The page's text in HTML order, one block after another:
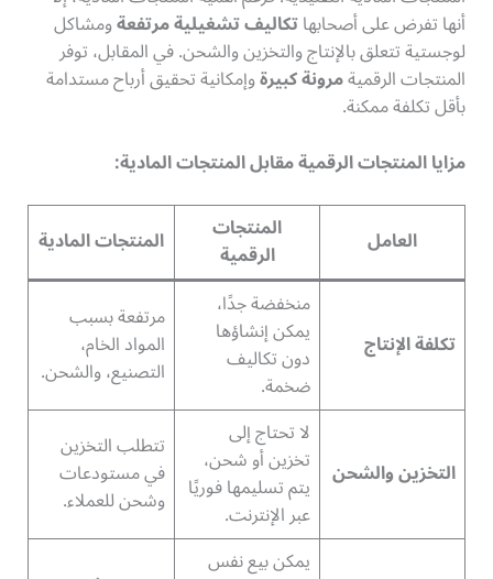
أنها تفرض على أصحابهاتكاليف تشغيلية مرتفعةومشاكل
لوجستية تتعلق بالإنتاج والتخزين والشحن. في المقابل، توفر
المنتجات الرقميةمرونة كبيرةوإمكانية تحقيق أرباح مستدامة
بأقل تكلفة ممكنة.
مزايا المنتجات الرقمية مقابل المنتجات المادية:
العامل المنتجات
الرقمية المنتجات المادية
تكلفة الإنتاج
منخفضة جدًا،
يمكن إنشاؤها
دون تكاليف
ضخمة.
مرتفعة بسبب
المواد الخام،
التصنيع، والشحن.
التخزين والشحن
لا تحتاج إلى
تخزين أو شحن،
يتم تسليمها فوريًا
عبر الإنترنت.
تتطلب التخزين
في مستودعات
وشحن للعملاء.
يمكن بيع نفس